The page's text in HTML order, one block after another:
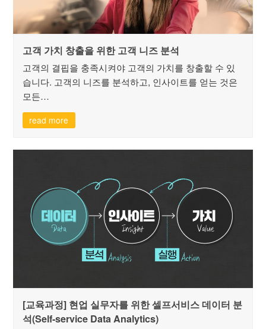
고객 가치 창출을 위한 고객 니즈 분석
고객의 결핍을 충족시켜야 고객의 가치를 창출할 수 있
습니다. 고객의 니즈를 분석하고, 인사이트를 얻는 것은
모든…
read more
[교육과정] 현업 실무자를 위한 셀프서비스 데이터 분
석(Self-service Data Analytics)